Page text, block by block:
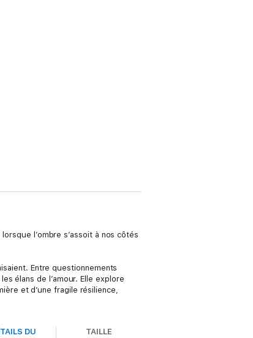
l’ombre s’assoit à nos côtés
Entre questionnements
élans de l’amour. Elle explore
et d’une fragile résilience,
DU TAILLE